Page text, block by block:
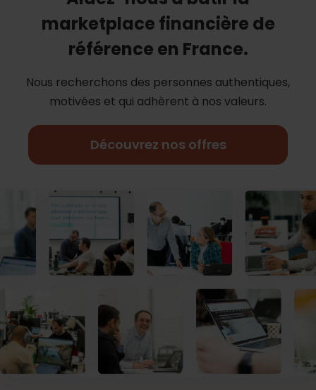
marketplace financière de
référence en France.
Nous recherchons des personnes authentiques,
motivées et qui adhèrent à nos valeurs.
Découvrez nos offres